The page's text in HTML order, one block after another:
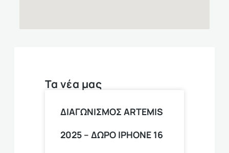
Τα νέα μας
ΔΙΑΓΩΝΙΣΜΟΣ ARTEMIS
2025 – ΔΩΡΟ ΙPHONE 16